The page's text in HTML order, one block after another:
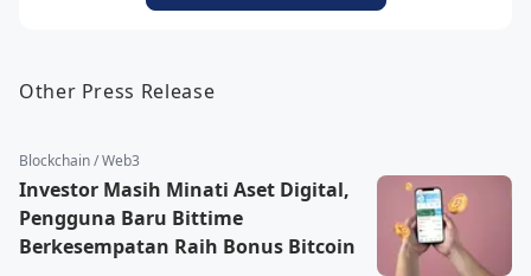
Other Press Release
Blockchain / Web3
Investor Masih Minati Aset Digital,
Pengguna Baru Bittime
Berkesempatan Raih Bonus Bitcoin